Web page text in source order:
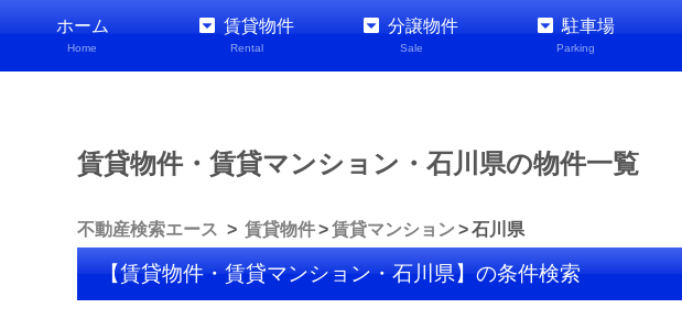
ホーム
Home
賃貸物件
Rental
分譲物件
Sale
駐車場
Parking
賃貸物件・賃貸マンション・石川県の物件一覧
不動産検索エース 賃貸物件 賃貸マンション 石川県
【賃貸物件・賃貸マンション・石川県】の条件検索